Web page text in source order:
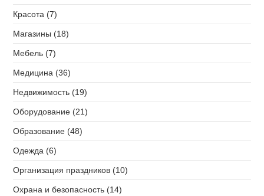
Красота (7)
Магазины (18)
Мебель (7)
Медицина (36)
Недвижимость (19)
Оборудование (21)
Образование (48)
Одежда (6)
Организация праздников (10)
Охрана и безопасность (14)